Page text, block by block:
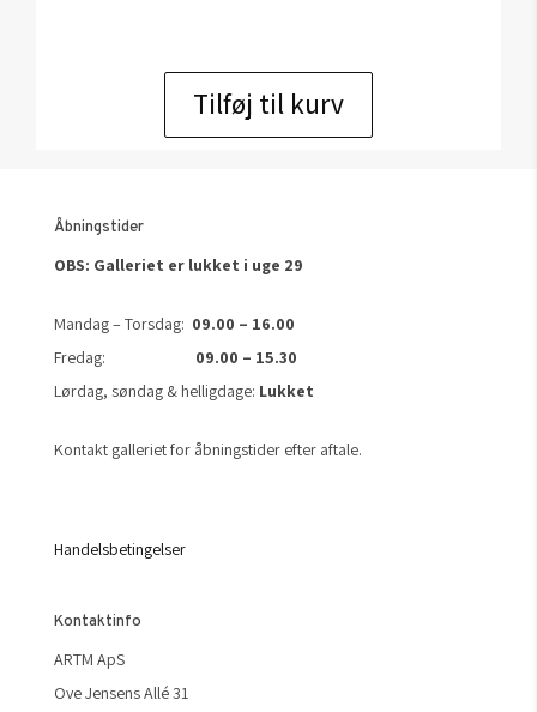
Tilføj til kurv
Åbningstider
OBS: Galleriet er lukket i uge 29
Mandag – Torsdag: 09.00 – 16.00
Fredag: 09.00 – 15.30
Lørdag, søndag & helligdage: Lukket
Kontakt galleriet for åbningstider efter aftale.
Handelsbetingelser
Kontaktinfo
ARTM ApS
Ove Jensens Allé 31